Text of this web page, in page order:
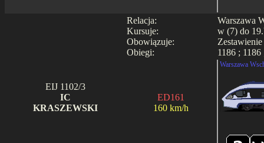
Relacja:
Kursuje:
Obowiązuje:
Obiegi:
Warszawa
w (7) do
1186 ; 1186
EIJ 1102/3
IC
KRASZEWSKI
ED161
160 km/h
Warszawa